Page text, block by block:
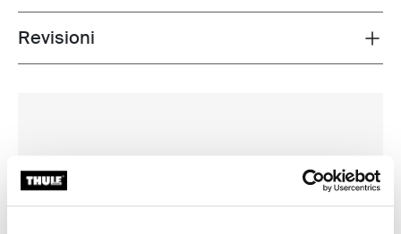
Toggle overview
Revisioni